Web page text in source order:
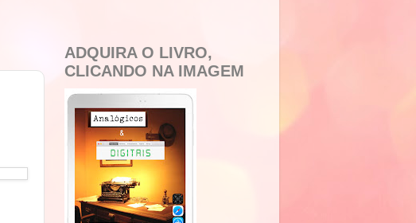
ADQUIRA O LIVRO,
CLICANDO NA IMAGEM